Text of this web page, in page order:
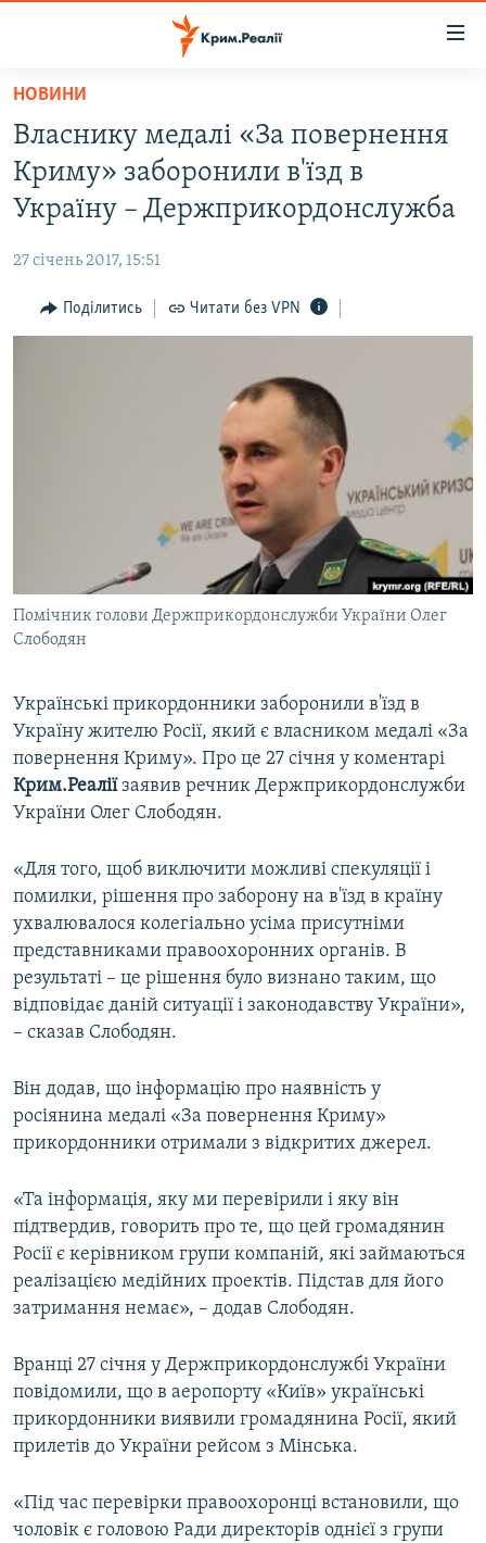
Перейти
основного
матеріалу
Перейти
до
основної
Перейти
до
ВІДЕО ТА ФОТО
БЛОГИ
ПОГЛЯД
СВІДЧЕННЯ ОКУПАЦІЇ
УКРАЇНСЬКА ПРОБЛЕМА КРИМУ
ІНФОГРАФІКА
ЯК ОБІЙТИ БЛОКУВАННЯ
ДОЛУЧАЙСЯ!
Усі сайти RFE/RL
НОВИНИ
Власнику медалі «За повернення
Криму» заборонили в'їзд в
Україну – Держприкордонслужба
27 січень 2017, 15:51
Поділитись Читати без VPN
Помічник голови Держприкордонслужби України Олег
Слободян
Українські прикордонники заборонили в'їзд в
Україну жителю Росії, який є власником медалі «За
повернення Криму». Про це 27 січня у коментарі
Крим.Реаліїзаявив речник Держприкордонслужби
України Олег Слободян.
«Для того, щоб виключити можливі спекуляції і
помилки, рішення про заборону на в'їзд в країну
ухвалювалося колегіально усіма присутніми
представниками правоохоронних органів. В
результаті – це рішення було визнано таким, що
відповідає даній ситуації і законодавству України»,
– сказав Слободян.
Він додав, що інформацію про наявність у
росіянина медалі «За повернення Криму»
прикордонники отримали з відкритих джерел.
«Та інформація, яку ми перевірили і яку він
підтвердив, говорить про те, що цей громадянин
Росії є керівником групи компаній, які займаються
реалізацією медійних проектів. Підстав для його
затримання немає», – додав Слободян.
Вранці 27 січня у Держприкордонслужбі України
повідомили, що в аеропорту «Київ» українські
прикордонники виявили громадянина Росії, який
прилетів до України рейсом з Мінська.
«Під час перевірки правоохоронці встановили, що
чоловік є головою Ради директорів однієї з групи